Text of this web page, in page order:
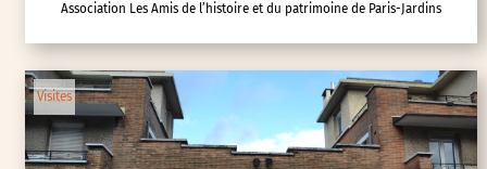
Association Les Amis de l’histoire et du patrimoine de Paris-Jardins
Visites